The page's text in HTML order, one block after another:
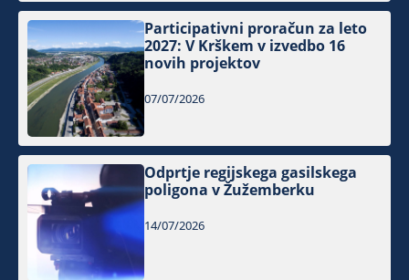
Participativni proračun za leto
2027: V Krškem v izvedbo 16
novih projektov
07/07/2026
Odprtje regijskega gasilskega
poligona v Žužemberku
14/07/2026